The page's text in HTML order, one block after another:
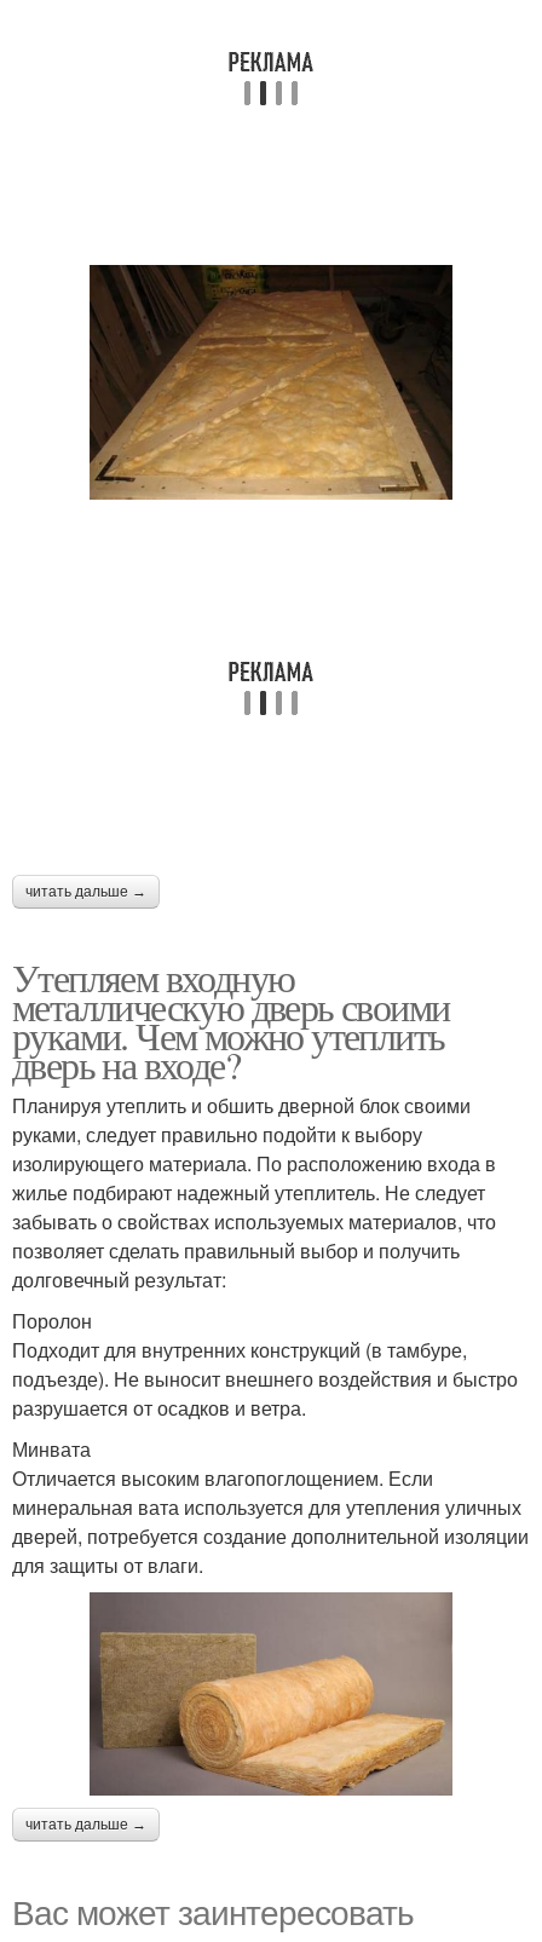
читать дальше →
Утепляем входную
металлическую дверь своими
руками. Чем можно утеплить
дверь на входе?
Планируя утеплить и обшить дверной блок своими
руками, следует правильно подойти к выбору
изолирующего материала. По расположению входа в
жилье подбирают надежный утеплитель. Не следует
забывать о свойствах используемых материалов, что
позволяет сделать правильный выбор и получить
долговечный результат:
Поролон
Подходит для внутренних конструкций (в тамбуре,
подъезде). Не выносит внешнего воздействия и быстро
разрушается от осадков и ветра.
Минвата
Отличается высоким влагопоглощением. Если
минеральная вата используется для утепления уличных
дверей, потребуется создание дополнительной изоляции
для защиты от влаги.
читать дальше →
Вас может заинтересовать